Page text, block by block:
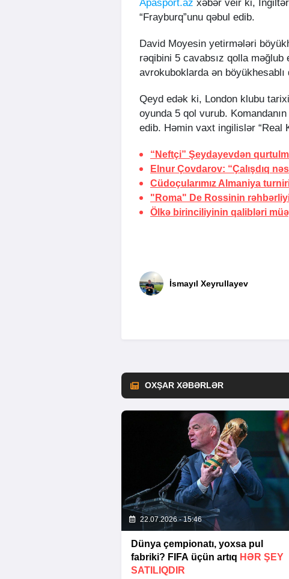
Apasport.az xəbər veir ki,
“Frayburq”unu qəbul edib.
David Moyesin yetirmələri
rəqibini 5 cavabsız qolla
avrokuboklarda ən böyükhesablı
Qeyd edək ki, London klubu
oyunda 5 qol vurub.
edib. Həmin vaxt ingilislər “Real
“Neftçi” Şeydayevdən
Elnur Çovdarov: “Çalışdıq
Cüdoçularımız Almaniya
"Roma" De Rossinin
Ölkə birinciliyinin qalibləri
İsmayıl Xeyrullayev
OXŞAR XƏBƏRLƏR
22.07.2026 - 15:46
Dünya çempionatı, yoxsa pul
fabriki? FIFA üçün artıq HƏR ŞEY
SATILIQDIR